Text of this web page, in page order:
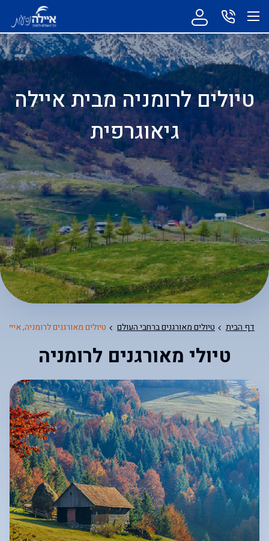
טיולים לרומניה מבית איילה
גיאוגרפית
דף הבית טיולים מאורגנים ברחבי העולם טיולים מאורגנים לרומניה,
טיולי מאורגנים לרומניה